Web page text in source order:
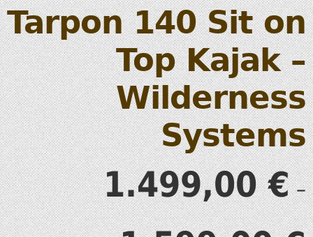
Tarpon 140 Sit on
Top Kajak –
Wilderness
Systems
1.499,00€–